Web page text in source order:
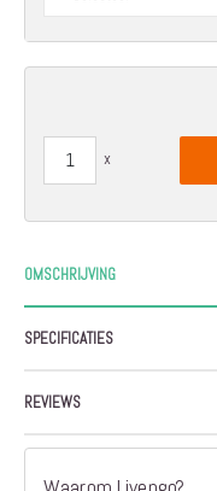
OMSCHRIJVING
SPECIFICATIES
REVIEWS